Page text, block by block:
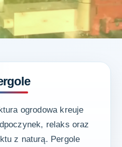
ogrodowa kreuje
relaks oraz
z naturą. Pergole